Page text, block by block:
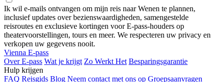
Ik wil e-mails ontvangen om mijn reis naar Wenen te plannen,
inclusief updates over bezienswaardigheden, samengestelde
reisroutes en exclusieve kortingen voor E-pass-houders op
theatervoorstellingen, tours en meer. We respecteren uw privacy en
verkopen uw gegevens nooit.
Vienna E-pass
Over E-pass Wat je krijgt Zo Werkt Het Besparingsgarantie
Hulp krijgen
FAQ Reisgids Blog Neem contact met ons op Groepsaanvragen